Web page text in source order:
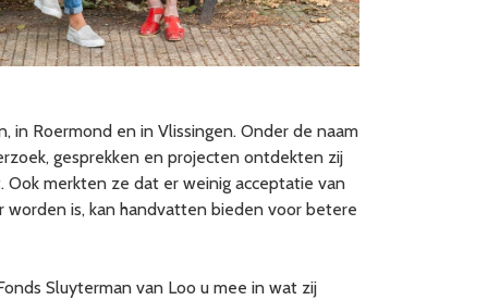
in Roermond en in Vlissingen. Onder de naam
gesprekken en projecten ontdekten zij
merkten ze dat er weinig acceptatie van
is, kan handvatten bieden voor betere
Sluyterman van Loo u mee in wat zij